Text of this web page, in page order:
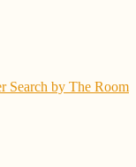
Search by The Room